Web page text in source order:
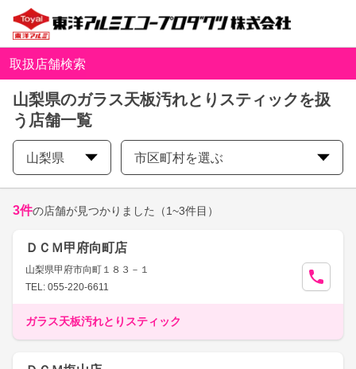
取扱店舗検索
山梨県のガラス天板汚れとりスティックを扱
う店舗一覧
山梨県 市区町村を選ぶ
3件の店舗が見つかりました （1~3件目）
ＤＣＭ甲府向町店
山梨県甲府市向町１８３－１
TEL: 055-220-6611
ガラス天板汚れとりスティック